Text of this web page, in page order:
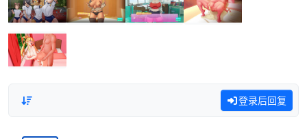
登录后回复